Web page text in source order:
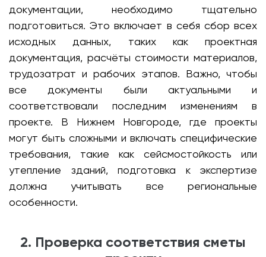
документации, необходимо тщательно
подготовиться. Это включает в себя сбор всех
исходных данных, таких как проектная
документация, расчёты стоимости материалов,
трудозатрат и рабочих этапов. Важно, чтобы
все документы были актуальными и
соответствовали последним изменениям в
проекте. В Нижнем Новгороде, где проекты
могут быть сложными и включать специфические
требования, такие как сейсмостойкость или
утепление зданий, подготовка к экспертизе
должна учитывать все региональные
особенности.
2. Проверка соответствия сметы